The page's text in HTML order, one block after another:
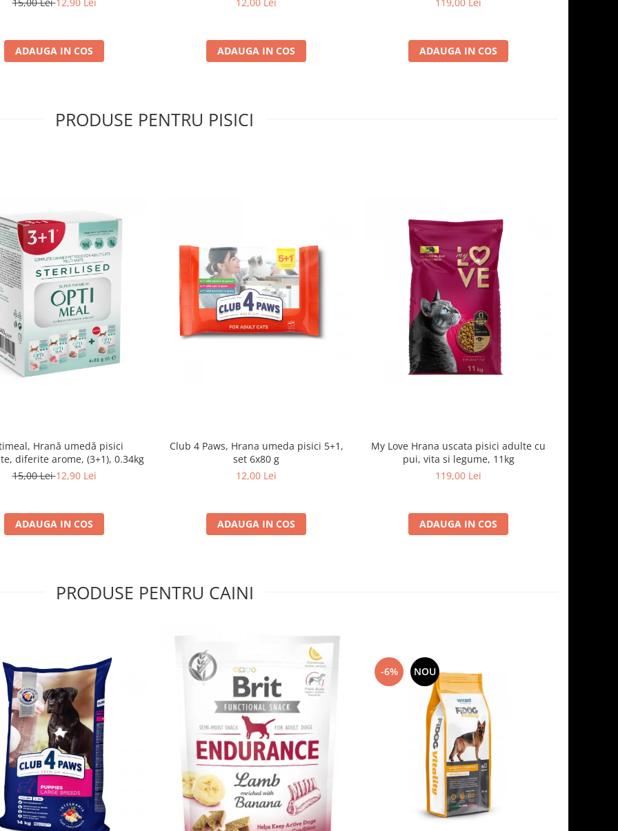
ADAUGA IN COS ADAUGA IN COS ADAUGA IN COS
PRODUSE PENTRU PISICI
Hrană umedă pisici
diferite arome, (3+1), 0.34kg
15,00 Lei12,90 Lei
ADAUGA IN COS
Club 4 Paws, Hrana umeda pisici 5+1,
set 6x80 g
12,00 Lei
ADAUGA IN COS
My Love Hrana uscata pisici adulte cu
pui, vita si legume, 11kg
119,00 Lei
ADAUGA IN COS
PRODUSE PENTRU CAINI
-6% NOU